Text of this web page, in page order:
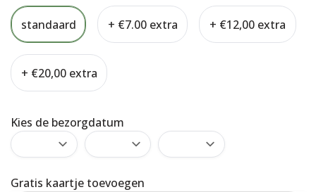
standaard + €7.00 extra + €12,00 extra
+ €20,00 extra
Kies de bezorgdatum
Gratis kaartje toevoegen